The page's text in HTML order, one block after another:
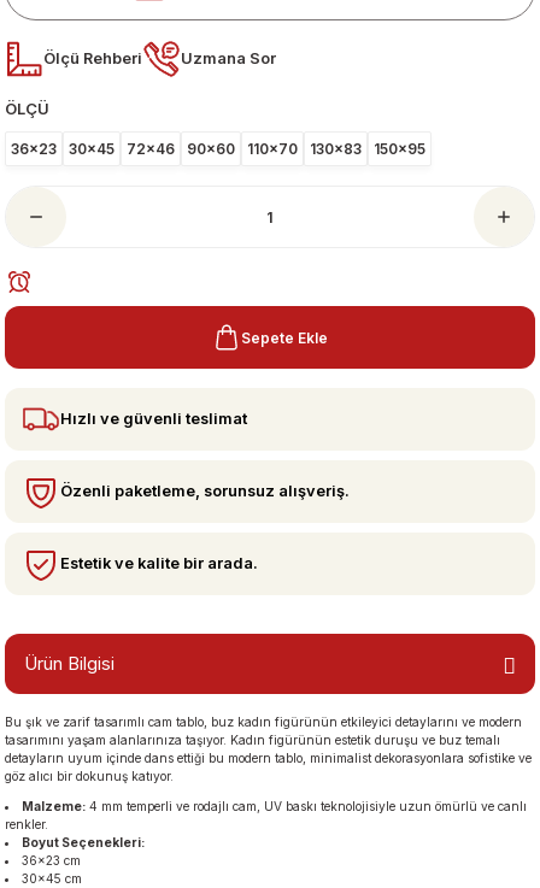
Ölçü Rehberi Uzmana Sor
ÖLÇÜ
36x23 30x45 72x46 90x60 110x70 130x83 150x95
Sepete Ekle
Hızlı ve güvenli teslimat
Özenli paketleme, sorunsuz alışveriş.
Estetik ve kalite bir arada.
Ürün Bilgisi
Bu şık ve zarif tasarımlı cam tablo, buz kadın figürünün etkileyici detaylarını ve modern
tasarımını yaşam alanlarınıza taşıyor. Kadın figürünün estetik duruşu ve buz temalı
detayların uyum içinde dans ettiği bu modern tablo, minimalist dekorasyonlara sofistike ve
göz alıcı bir dokunuş katıyor.
Malzeme: 4 mm temperli ve rodajlı cam, UV baskı teknolojisiyle uzun ömürlü ve canlı
renkler.
Boyut Seçenekleri:
36×23 cm
30×45 cm